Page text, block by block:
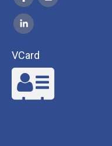
VCard